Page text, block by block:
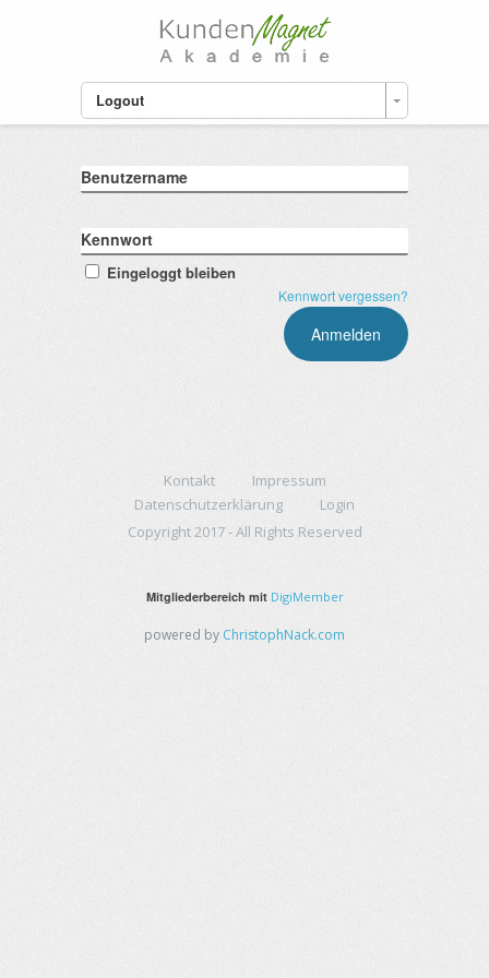
Logout
Benutzername
Kennwort
Eingeloggt bleiben
Kennwort vergessen?
Kontakt
Impressum
Datenschutzerklärung
Login
Copyright 2017 - All Rights Reserved
Mitgliederbereich mit DigiMember
powered by ChristophNack.com